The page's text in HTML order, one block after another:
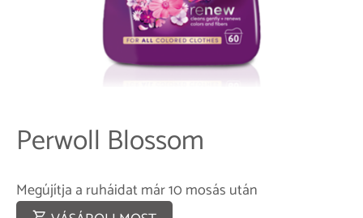
Perwoll Blossom
Megújítja a ruháidat már 10 mosás után